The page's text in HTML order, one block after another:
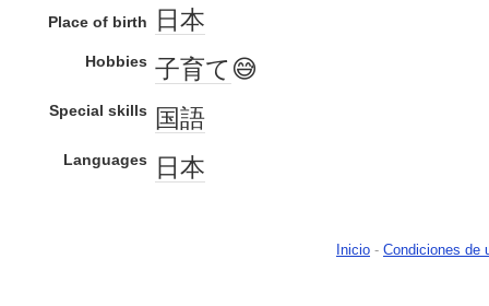
Place of birth 日本
Hobbies 子育て 😅
Special skills 国語
Languages 日本
Inicio - Condiciones de